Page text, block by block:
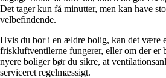
Det tager kun få minutter, men kan have
velbefindende.
Hvis du bor i en ældre bolig, kan det være
friskluftventilerne fungerer, eller om der er
nyere boliger bør du sikre, at
serviceret regelmæssigt.